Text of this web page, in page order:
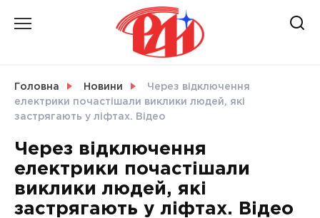
СВІТ
УКРАЇНА
Головна Новини
Через відключення
електрики почастішали виклики людей, які
застрягають у ліфтах. Відео
Через відключення
електрики почастішали
виклики людей, які
застрягають у ліфтах. Відео